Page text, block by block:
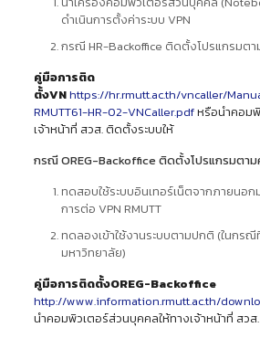
ดำเนินการตั้งค่าระบบ VPN
กรณี HR-Backoffice ติดตั้งโปรแกรมต
คู่มือการติด
ตั้งVNhttps://hr.rmutt.ac.th/vncaller/
RMUTT61-HR-02-VNCaller.pdfหรือนำคอม
เจ้าหน้าที่ สวส. ติดตั้งระบบให้
กรณี OREG-Backoffice ติดตั้งโปรแกรมตา
ทดสอบใช้ระบบอินเทอร์เน็ตจากภายนอก
การต่อ VPN RMUTT
ทดลองเข้าใช้งานระบบตามปกติ (ในกร
มหาวิทยาลัย)
คู่มือการติดตั้งOREG-Backoffice
http://www.information.rmutt.ac.th/
นำคอมพิวเตอร์ส่วนบุคคลให้ทางเจ้าหน้าที่ สว